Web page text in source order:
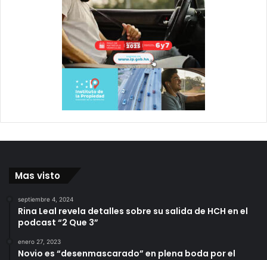
Mas visto
septiembre 4, 2024
Rina Leal revela detalles sobre su salida de HCH en el
podcast “2 Que 3”
enero 27, 2023
Novio es “desenmascarado” en plena boda por el